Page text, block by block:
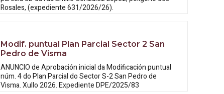
Rosales, (expediente 631/2026/26).
Modif. puntual Plan Parcial Sector 2 San
Pedro de Visma
ANUNCIO de Aprobación inicial daModificación puntual
núm. 4 do Plan Parcial do Sector S-2 San Pedro de
Visma. Xullo 2026. Expediente DPE/2025/83